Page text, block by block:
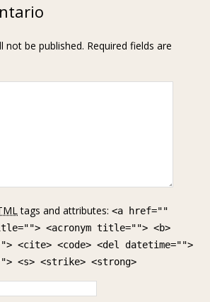
not be published. Required fields are
tags and attributes: <a href=""
<acronym title=""> <b>
<cite> <code> <del datetime="">
<s> <strike> <strong>